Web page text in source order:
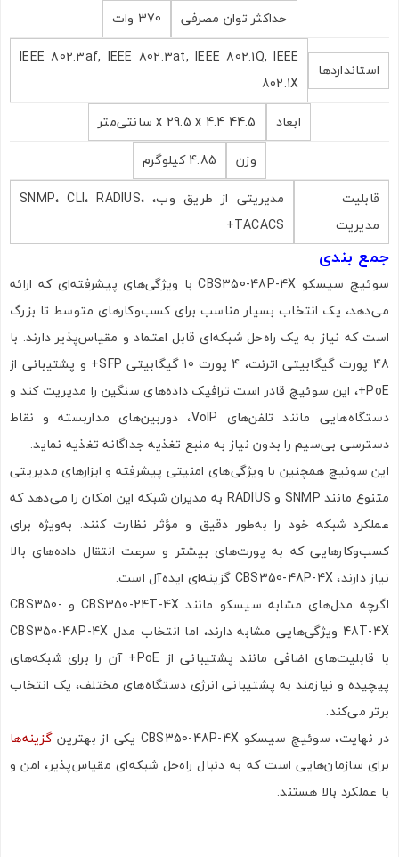
حداکثر توان مصرفی
370 وات
استانداردها
IEEE 802.3af, IEEE 802.3at, IEEE 802.1Q, IEEE
802.1X
ابعاد
44.5 x 29.5 x 4.4 سانتی‌متر
وزن
4.85 کیلوگرم
قابلیت
مدیریت
مدیریتی از طریق وب، SNMP، CLI، RADIUS،
TACACS+
جمع‌ بندی
سوئیچ سیسکو CBS350-48P-4X با ویژگی‌های پیشرفته‌ای که ارائه
می‌دهد، یک انتخاب بسیار مناسب برای کسب‌وکارهای متوسط تا بزرگ
است که نیاز به یک راه‌حل شبکه‌ای قابل اعتماد و مقیاس‌پذیر دارند. با
48 پورت گیگابیتی اترنت، 4 پورت 10 گیگابیتی SFP+ و پشتیبانی از
PoE+، این سوئیچ قادر است ترافیک داده‌های سنگین را مدیریت کند و
دستگاه‌هایی مانند تلفن‌های VoIP، دوربین‌های مداربسته و نقاط
دسترسی بی‌سیم را بدون نیاز به منبع تغذیه جداگانه تغذیه نماید.
این سوئیچ همچنین با ویژگی‌های امنیتی پیشرفته و ابزارهای مدیریتی
متنوع مانند SNMP و RADIUS به مدیران شبکه این امکان را می‌دهد که
عملکرد شبکه خود را به‌طور دقیق و مؤثر نظارت کنند. به‌ویژه برای
کسب‌وکارهایی که به پورت‌های بیشتر و سرعت انتقال داده‌های بالا
نیاز دارند، CBS350-48P-4X گزینه‌ای ایده‌آل است.
اگرچه مدل‌های مشابه سیسکو مانند CBS350-24T-4X و CBS350-
48T-4X ویژگی‌هایی مشابه دارند، اما انتخاب مدل CBS350-48P-4X
با قابلیت‌های اضافی مانند پشتیبانی از PoE+ آن را برای شبکه‌های
پیچیده و نیازمند به پشتیبانی انرژی دستگاه‌های مختلف، یک انتخاب
برتر می‌کند.
در نهایت، سوئیچ سیسکو CBS350-48P-4X یکی از بهترین
گزینه‌ها
برای سازمان‌هایی است که به دنبال راه‌حل شبکه‌ای مقیاس‌پذیر، امن و
با عملکرد بالا هستند.